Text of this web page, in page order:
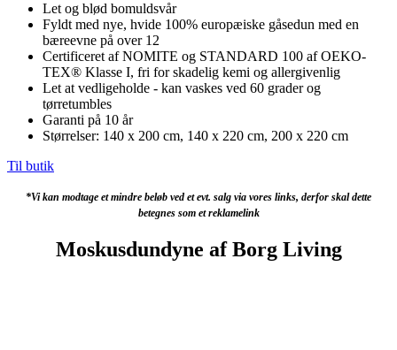
Let og blød bomuldsvår
Fyldt med nye, hvide 100% europæiske gåsedun med en
bæreevne på over 12
Certificeret af NOMITE og STANDARD 100 af OEKO-
TEX® Klasse I, fri for skadelig kemi og allergivenlig
Let at vedligeholde - kan vaskes ved 60 grader og
tørretumbles
Garanti på 10 år
Størrelser: 140 x 200 cm, 140 x 220 cm, 200 x 220 cm
Til butik
*Vi kan modtage et mindre beløb ved et evt. salg via vores links, derfor skal dette
betegnes som et reklamelink
Moskusdundyne af Borg Living